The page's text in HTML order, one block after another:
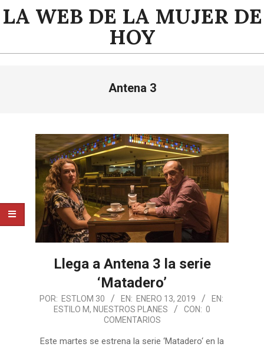
Saltar
alLA WEB DE LA MUJER DE
HOY
Antena 3
Llega a Antena 3 la serie
‘Matadero’
2019-
POR: ESTLOM 30 EN: ENERO 13, 2019
EN:
ESTILO M, NUESTROS PLANES CON: 0
COMENTARIOS
Este martes se estrena la serie ‘Matadero‘ en la